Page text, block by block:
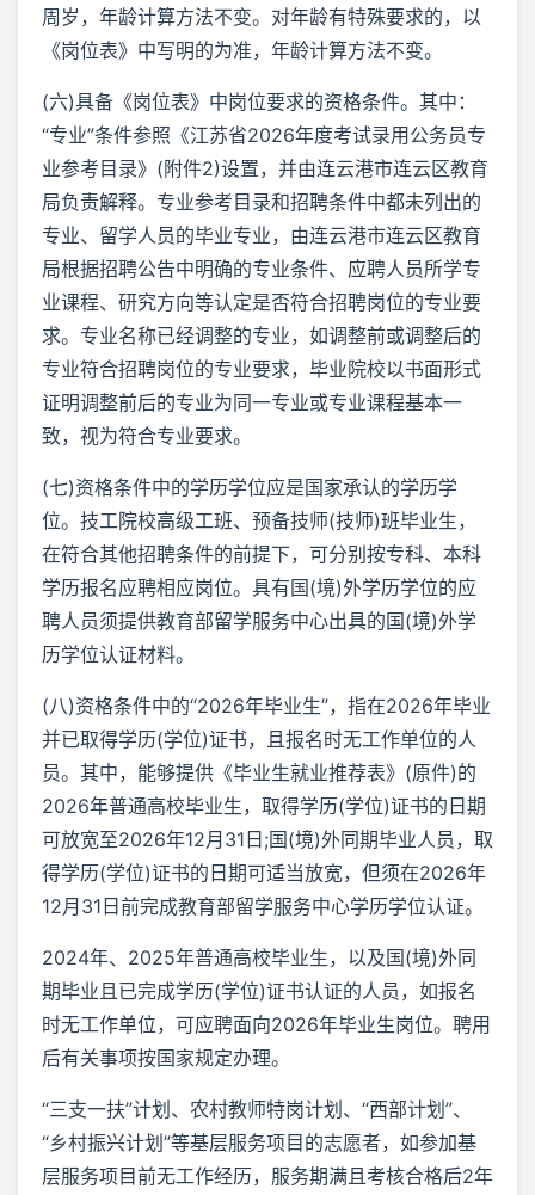
周岁，年龄计算方法不变。对年龄有特殊要求的，以
《岗位表》中写明的为准，年龄计算方法不变。
(六)具备《岗位表》中岗位要求的资格条件。其中：
“专业”条件参照《江苏省2026年度考试录用公务员专
业参考目录》(附件2)设置，并由连云港市连云区教育
局负责解释。专业参考目录和招聘条件中都未列出的
专业、留学人员的毕业专业，由连云港市连云区教育
局根据招聘公告中明确的专业条件、应聘人员所学专
业课程、研究方向等认定是否符合招聘岗位的专业要
求。专业名称已经调整的专业，如调整前或调整后的
专业符合招聘岗位的专业要求，毕业院校以书面形式
证明调整前后的专业为同一专业或专业课程基本一
致，视为符合专业要求。
(七)资格条件中的学历学位应是国家承认的学历学
位。技工院校高级工班、预备技师(技师)班毕业生，
在符合其他招聘条件的前提下，可分别按专科、本科
学历报名应聘相应岗位。具有国(境)外学历学位的应
聘人员须提供教育部留学服务中心出具的国(境)外学
历学位认证材料。
(八)资格条件中的“2026年毕业生”，指在2026年毕业
并已取得学历(学位)证书，且报名时无工作单位的人
员。其中，能够提供《毕业生就业推荐表》(原件)的
2026年普通高校毕业生，取得学历(学位)证书的日期
可放宽至2026年12月31日;国(境)外同期毕业人员，取
得学历(学位)证书的日期可适当放宽，但须在2026年
12月31日前完成教育部留学服务中心学历学位认证。
2024年、2025年普通高校毕业生，以及国(境)外同
期毕业且已完成学历(学位)证书认证的人员，如报名
时无工作单位，可应聘面向2026年毕业生岗位。聘用
后有关事项按国家规定办理。
“三支一扶”计划、农村教师特岗计划、“西部计划”、
“乡村振兴计划”等基层服务项目的志愿者，如参加基
层服务项目前无工作经历，服务期满且考核合格后2年